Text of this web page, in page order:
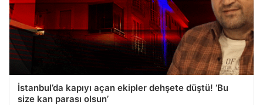
İstanbul’da kapıyı açan ekipler dehşete düştü! ‘Bu
size kan parası olsun’